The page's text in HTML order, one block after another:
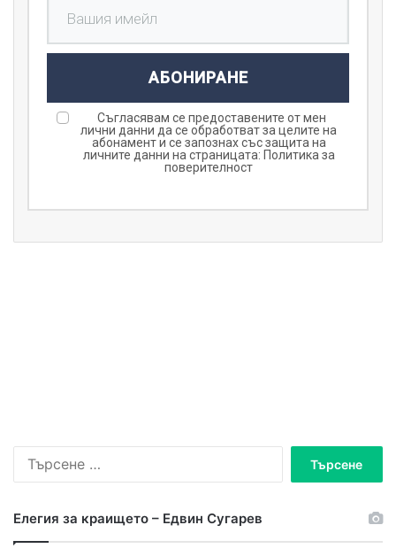
АБОНИРАНЕ
Съгласявам се предоставените от мен
лични данни да се обработват за целите на
абонамент и се запознах със защита на
личните данни на страницата: Политика за
поверителност
Елегия за краището – Едвин Сугарев